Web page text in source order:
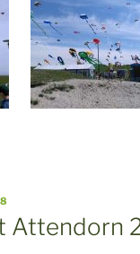
Attendorn